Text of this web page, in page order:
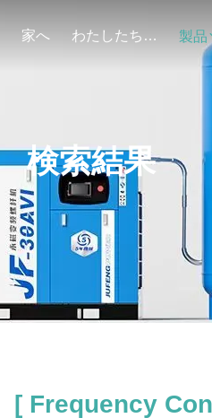
家へ わたしたち に つい て 製品
検索結果
[ Frequency